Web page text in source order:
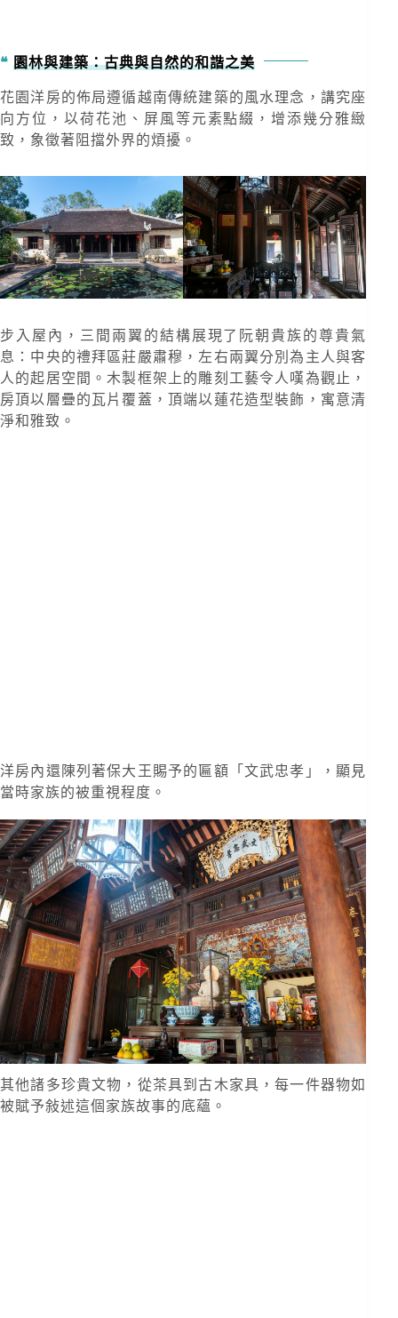
園林與建築：古典與自然的和諧之美
花園洋房的佈局遵循越南傳統建築的風水理念，講究座
向方位，以荷花池、屏風等元素點綴，增添幾分雅緻
致，象徵著阻擋外界的煩擾。
步入屋內，三間兩翼的結構展現了阮朝貴族的尊貴氣
息：中央的禮拜區莊嚴肅穆，左右兩翼分別為主人與客
人的起居空間。木製框架上的雕刻工藝令人嘆為觀止，
房頂以層疊的瓦片覆蓋，頂端以蓮花造型裝飾，寓意清
淨和雅致。
洋房內還陳列著保大王賜予的匾額「文武忠孝」，顯見
當時家族的被重視程度。
其他諸多珍貴文物，從茶具到古木家具，每一件器物如
被賦予敍述這個家族故事的底蘊。